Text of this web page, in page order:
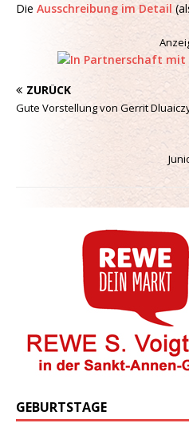
Die Ausschreibung im Detail
ZURÜCK
Gute Vorstellung von Gerrit
GEBURTSTAGE